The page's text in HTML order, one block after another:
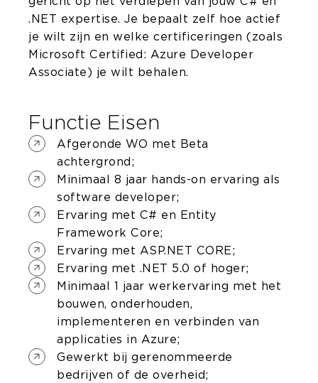
.NET expertise. Je bepaalt zelf hoe actief
je wilt zijn en welke certificeringen (zoals
Microsoft Certified: Azure Developer
Associate) je wilt behalen.
Functie Eisen
Afgeronde WO met Beta
achtergrond;
Minimaal 8 jaar hands-on ervaring als
software developer;
Ervaring met C# en Entity
Framework Core;
Ervaring met ASP.NET CORE;
Ervaring met .NET 5.0 of hoger;
Minimaal 1 jaar werkervaring met het
bouwen, onderhouden,
implementeren en verbinden van
applicaties in Azure;
Gewerkt bij gerenommeerde
bedrijven of de overheid;